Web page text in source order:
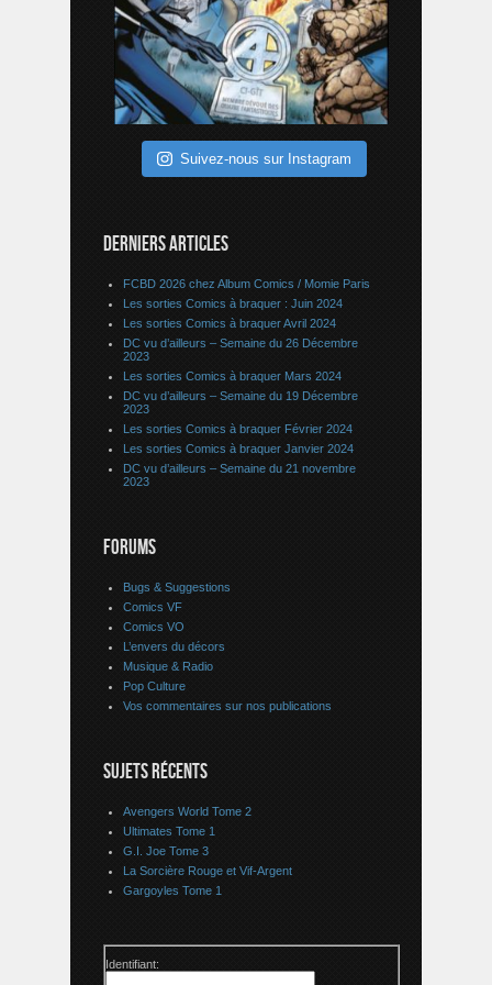
Suivez-nous sur Instagram
DERNIERS ARTICLES
FCBD 2026 chez Album Comics / Momie Paris
Les sorties Comics à braquer : Juin 2024
Les sorties Comics à braquer Avril 2024
DC vu d’ailleurs – Semaine du 26 Décembre
2023
Les sorties Comics à braquer Mars 2024
DC vu d’ailleurs – Semaine du 19 Décembre
2023
Les sorties Comics à braquer Février 2024
Les sorties Comics à braquer Janvier 2024
DC vu d’ailleurs – Semaine du 21 novembre
2023
FORUMS
Bugs & Suggestions
Comics VF
Comics VO
L’envers du décors
Musique & Radio
Pop Culture
Vos commentaires sur nos publications
SUJETS RÉCENTS
Avengers World Tome 2
Ultimates Tome 1
G.I. Joe Tome 3
La Sorcière Rouge et Vif-Argent
Gargoyles Tome 1
Identifiant: